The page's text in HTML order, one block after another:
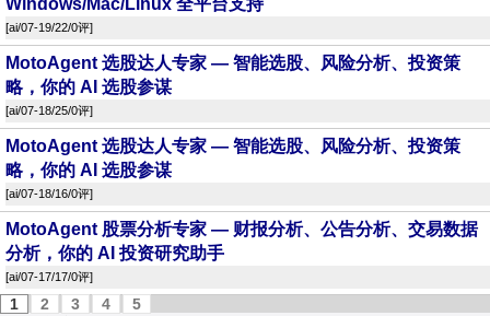
Windows/Mac/Linux 全平台支持
[ai/07-19/22/0评]
MotoAgent 选股达人专家 — 智能选股、风险分析、投资策
略，你的 AI 选股参谋
[ai/07-18/25/0评]
MotoAgent 选股达人专家 — 智能选股、风险分析、投资策
略，你的 AI 选股参谋
[ai/07-18/16/0评]
MotoAgent 股票分析专家 — 财报分析、公告分析、交易数据
分析，你的 AI 投资研究助手
[ai/07-17/17/0评]
1 2 3 4 5